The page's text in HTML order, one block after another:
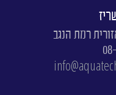
רמת הנגב